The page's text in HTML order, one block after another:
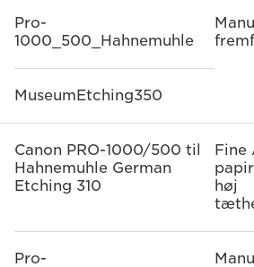
Pro-
1000_500_Hahnemuhle
MuseumEtching350
Canon PRO-1000/500 til
Hahnemuhle German
Etching 310
Fine
høj
Pro-